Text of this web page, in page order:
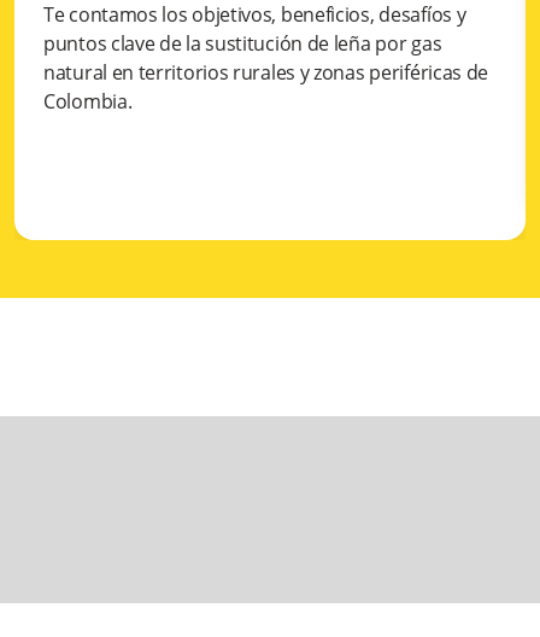
Te contamos los objetivos, beneficios, desafíos y
puntos clave de la sustitución de leña por gas
natural en territorios rurales y zonas periféricas de
Colombia.